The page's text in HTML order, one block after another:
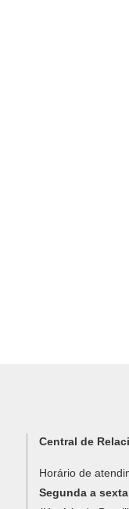
Central de
Horário de
Segunda a